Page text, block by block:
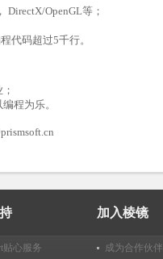
DirectX/OpenGL等；
代码超过5千行。
程为乐。
贴心服务
加入棱镜
成为合作伙伴